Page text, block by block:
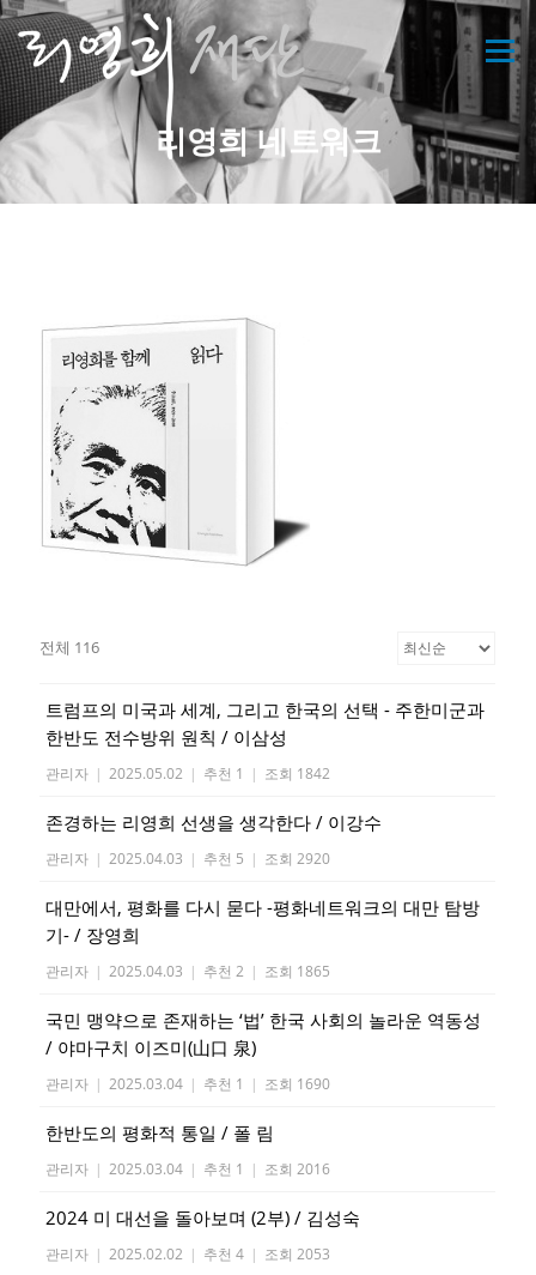
콘
텐
츠
로
바
로
가
기
메뉴
리영희 네트워크
전체 116
트럼프의 미국과 세계, 그리고 한국의 선택 - 주한미군과
한반도 전수방위 원칙 / 이삼성
관리자 | 2025.05.02 | 추천 1 | 조회 1842
존경하는 리영희 선생을 생각한다 / 이강수
관리자 | 2025.04.03 | 추천 5 | 조회 2920
대만에서, 평화를 다시 묻다 -평화네트워크의 대만 탐방
기- / 장영희
관리자 | 2025.04.03 | 추천 2 | 조회 1865
국민 맹약으로 존재하는 ‘법’ 한국 사회의 놀라운 역동성
/ 야마구치 이즈미(山口 泉)
관리자 | 2025.03.04 | 추천 1 | 조회 1690
한반도의 평화적 통일 / 폴 림
관리자 | 2025.03.04 | 추천 1 | 조회 2016
2024 미 대선을 돌아보며 (2부) / 김성숙
관리자 | 2025.02.02 | 추천 4 | 조회 2053